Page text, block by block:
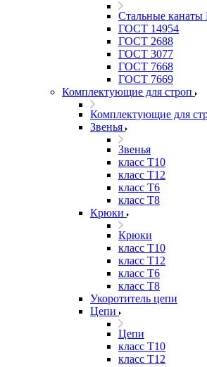
Стальные
ГОСТ 14954
ГОСТ 2688
ГОСТ 3077
ГОСТ 7668
ГОСТ 7669
Комплектующие для строп
Комплектующие для
Звенья
Звенья
класс Т10
класс Т12
класс Т6
класс Т8
Крюки
Крюки
класс Т10
класс Т12
класс Т6
класс Т8
Укоротитель цепи
Цепи
Цепи
класс Т10
класс Т12